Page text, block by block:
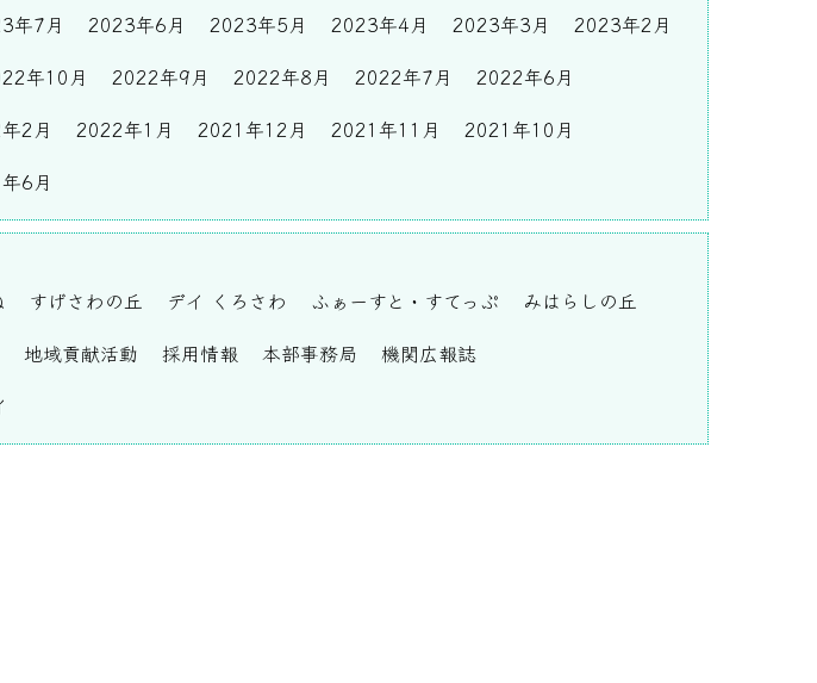
年7月 2023年6月 2023年5月 2023年4月 2023年3月
2023年2月
年10月 2022年9月 2022年8月 2022年7月
2022年6月
2月 2022年1月 2021年12月 2021年11月
2021年10月
6月
すげさわの丘 デイ くろさわ ふぁーすと・すてっぷ
みはらしの丘
地域貢献活動 採用情報 本部事務局
機関広報誌